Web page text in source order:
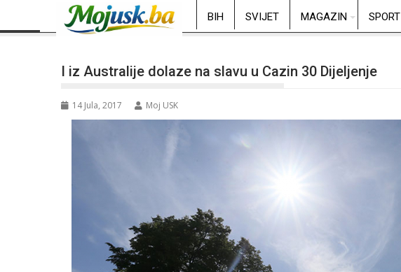
BIH SVIJET MAGAZIN SPORT
I iz Australije dolaze na slavu u Cazin 30 Dijeljenje
14 Jula, 2017 Moj USK